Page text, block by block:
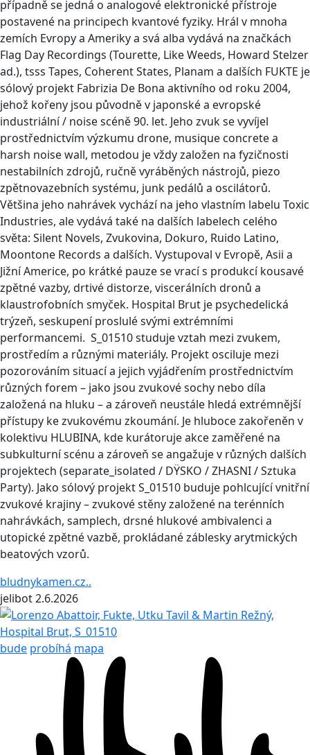
případně se jedná o analogové elektronické přístroje
postavené na principech kvantové fyziky. Hrál v mnoha
zemích Evropy a Ameriky a svá alba vydává na značkách
Flag Day Recordings (Tourette, Like Weeds, Howard Stelzer
ad.), tsss Tapes, Coherent States, Planam a dalších FUKTE je
sólový projekt Fabrizia De Bona aktivního od roku 2004,
jehož kořeny jsou původně v japonské a evropské
industriální / noise scéně 90. let. Jeho zvuk se vyvíjel
prostřednictvím výzkumu drone, musique concrete a
harsh noise wall, metodou je vždy založen na fyzičnosti
nestabilních zdrojů, ručně vyráběných nástrojů, piezo
zpětnovazebních systému, junk pedálů a oscilátorů.
Většina jeho nahrávek vychází na jeho vlastním labelu Toxic
Industries, ale vydává také na dalších labelech celého
světa: Silent Novels, Zvukovina, Dokuro, Ruido Latino,
Moontone Records a dalších. Vystupoval v Evropě, Asii a
Jižní Americe, po krátké pauze se vrací s produkcí kousavé
zpětné vazby, drtivé distorze, viscerálních dronů a
klaustrofobních smyček. Hospital Brut je psychedelická
trýzeň, seskupení proslulé svými extrémními
performancemi. S_01510 studuje vztah mezi zvukem,
prostředím a různými materiály. Projekt osciluje mezi
pozorováním situací a jejich vyjádřením prostřednictvím
různých forem – jako jsou zvukové sochy nebo díla
založená na hluku – a zároveň neustále hledá extrémnější
přístupy ke zvukovému zkoumání. Je hluboce zakořeněn v
kolektivu HLUBINA, kde kurátoruje akce zaměřené na
subkulturní scénu a zároveň se angažuje v různých dalších
projektech (separate_isolated / DŸSKO / ZHASNI / Sztuka
Party). Jako sólový projekt S_01510 buduje pohlcující vnitřní
zvukové krajiny – zvukové stěny založené na terénních
nahrávkách, samplech, drsné hlukové ambivalenci a
utopické zpětné vazbě, prokládané záblesky arytmických
beatových vzorů.
bludnykamen.cz..
jelibot2.6.2026
bude probíhá mapa